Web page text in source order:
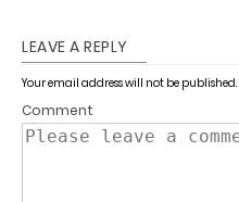
LEAVE A REPLY
Your email address will not be published.
Comment